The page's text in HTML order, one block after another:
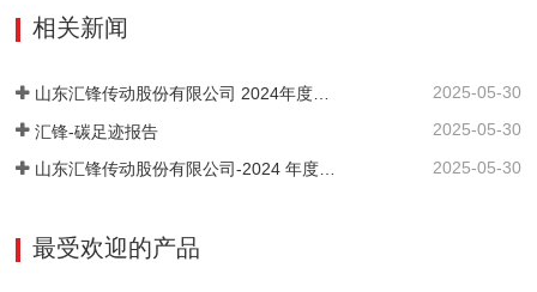
相关新闻
山东汇锋传动股份有限公司 2024年度社会责任报告 2025-05-30
汇锋-碳足迹报告 2025-05-30
2025-05-30
最受欢迎的产品